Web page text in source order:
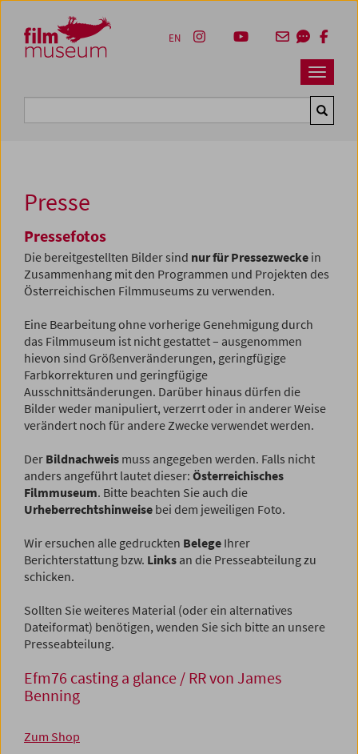
Zum Inhalt
Zum Hauptmenü
Zur Servicenavigation
Zum Suche
Navbar
EN
Presse
Pressefotos
Die bereitgestellten Bilder sind nur für Pressezwecke in
Zusammenhang mit den Programmen und Projekten des
Österreichischen Filmmuseums zu verwenden.
Eine Bearbeitung ohne vorherige Genehmigung durch
das Filmmuseum ist nicht gestattet – ausgenommen
hievon sind Größenveränderungen, geringfügige
Farbkorrekturen und geringfügige
Ausschnittsänderungen. Darüber hinaus dürfen die
Bilder weder manipuliert, verzerrt oder in anderer Weise
verändert noch für andere Zwecke verwendet werden.
Der Bildnachweis muss angegeben werden. Falls nicht
anders angeführt lautet dieser: Österreichisches
Filmmuseum. Bitte beachten Sie auch die
Urheberrechtshinweise bei dem jeweiligen Foto.
Wir ersuchen alle gedruckten Belege Ihrer
Berichterstattung bzw. Links an die Presseabteilung zu
schicken.
Sollten Sie weiteres Material (oder ein alternatives
Dateiformat) benötigen, wenden Sie sich bitte an unsere
Presseabteilung.
Efm76 casting a glance / RR von James
Benning
Zum Shop